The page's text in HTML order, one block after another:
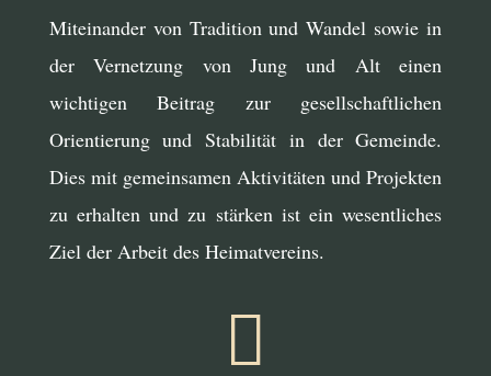
Miteinander von Tradition und Wandel sowie in
der Vernetzung von Jung und Alt einen
wichtigen Beitrag zur gesellschaftlichen
Orientierung und Stabilität in der Gemeinde.
Dies mit gemeinsamen Aktivitäten und Projekten
zu erhalten und zu stärken ist ein wesentliches
Ziel der Arbeit des Heimatvereins.
